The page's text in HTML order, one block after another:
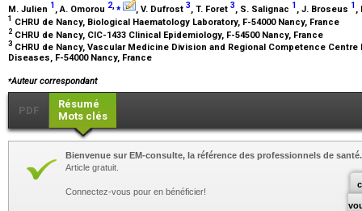
M. Julien 1 , A. Omorou 2,⁎ , V. Dufrost 3, T. Foret 3, S. Salignac 1 , J. Broseus 1 ,
1 CHRU de Nancy, Biological Haematology Laboratory, F-54000 Nancy, France
2 CHRU de Nancy, CIC-1433 Clinical Epidemiology, F-54500 Nancy, France
3 CHRU de Nancy, Vascular Medicine Division and Regional Competence
Diseases, F-54000 Nancy, France
⁎Auteur correspondant
PDF
Résumé
Mots clés
Bienvenue sur EM-consulte, la référence des professionnels de santé.
Article gratuit.
Connectez-vous pour en bénéficier!